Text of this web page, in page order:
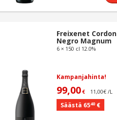
Freixenet Cordon
Negro Magnum
6 × 150 cl 12.0%
Kampanjahinta!
99,00 € 11,00€ /L
Säästä 6540 €